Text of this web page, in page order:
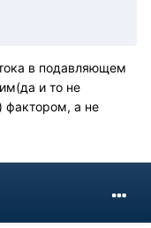
в подавляющем
и то не
фактором, а не